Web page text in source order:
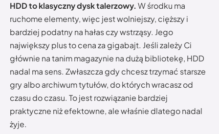
HDD to klasyczny dysk talerzowy. W środku ma
ruchome elementy, więc jest wolniejszy, cięższy i
bardziej podatny na hałas czy wstrząsy. Jego
największy plus to cena za gigabajt. Jeśli zależy Ci
głównie na tanim magazynie na dużą bibliotekę, HDD
nadal ma sens. Zwłaszcza gdy chcesz trzymać starsze
gry albo archiwum tytułów, do których wracasz od
czasu do czasu. To jest rozwiązanie bardziej
praktyczne niż efektowne, ale właśnie dlatego nadal
żyje.